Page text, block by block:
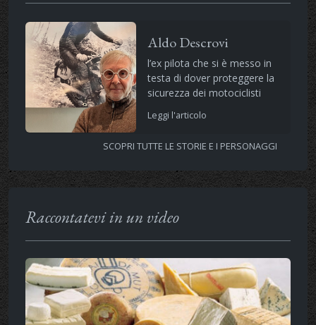
Aldo Descrovi
l’ex pilota che si è messo in
testa di dover proteggere la
sicurezza dei motociclisti
Leggi l'articolo
SCOPRI TUTTE LE STORIE E I PERSONAGGI
Raccontatevi in un video